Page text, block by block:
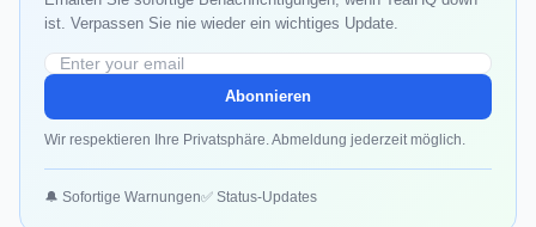
ist. Verpassen Sie nie wieder ein wichtiges Update.
Abonnieren
Wir respektieren Ihre Privatsphäre. Abmeldung jederzeit möglich.
🔔 Sofortige Warnungen✅ Status-Updates